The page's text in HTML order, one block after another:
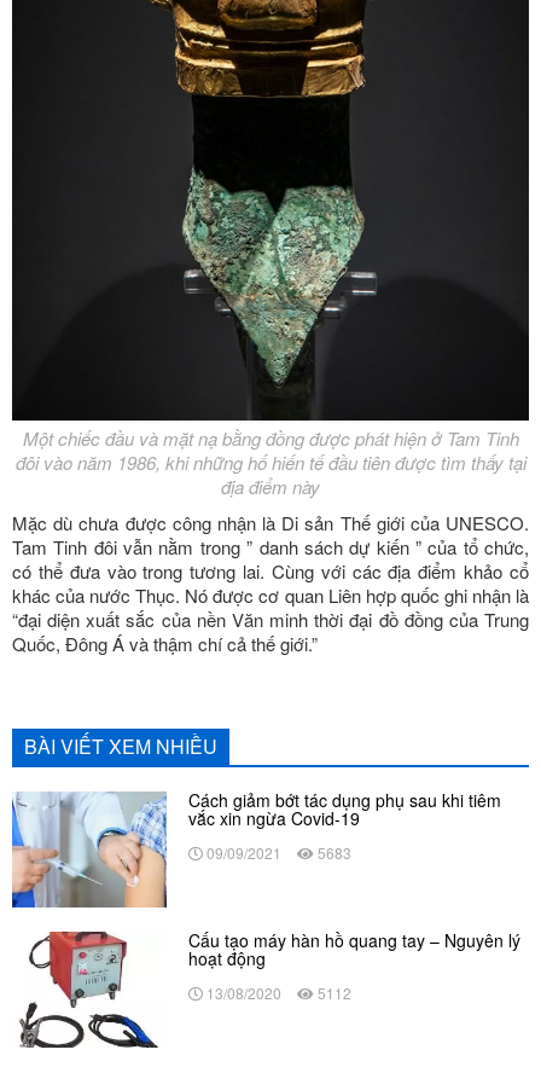
Một chiếc đầu và mặt nạ bằng đồng được phát hiện ở Tam Tinh
đôi vào năm 1986, khi những hố hiến tế đầu tiên được tìm thấy tại
địa điểm này
Mặc dù chưa được công nhận là Di sản Thế giới của UNESCO.
Tam Tinh đôi vẫn nằm trong ” danh sách dự kiến ” của tổ chức,
có thể đưa vào trong tương lai. Cùng với các địa điểm khảo cổ
khác của nước Thục. Nó được cơ quan Liên hợp quốc ghi nhận là
“đại diện xuất sắc của nền Văn minh thời đại đồ đồng của Trung
Quốc, Đông Á và thậm chí cả thế giới.”
BÀI VIẾT XEM NHIỀU
Cách giảm bớt tác dụng phụ sau khi tiêm
vắc xin ngừa Covid-19
09/09/2021 5683
Cấu tạo máy hàn hồ quang tay – Nguyên lý
hoạt động
13/08/2020 5112